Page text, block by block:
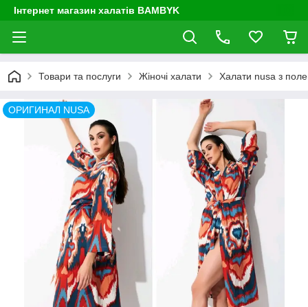
Інтернет магазин халатів BAMBYK
Товари та послуги Жіночі халати Халати nusa з
ОРИГИНАЛ NUSA